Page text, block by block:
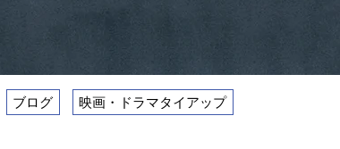
ブログ 映画・ドラマタイアップ